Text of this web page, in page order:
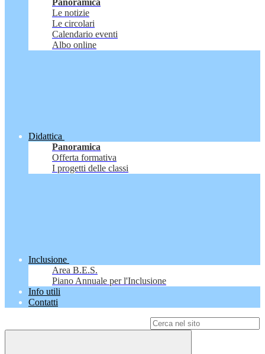
Panoramica
Le notizie
Le circolari
Calendario eventi
Albo online
Didattica
Panoramica
Offerta formativa
I progetti delle classi
Inclusione
Area B.E.S.
Piano Annuale per l'Inclusione
Info utili
Contatti